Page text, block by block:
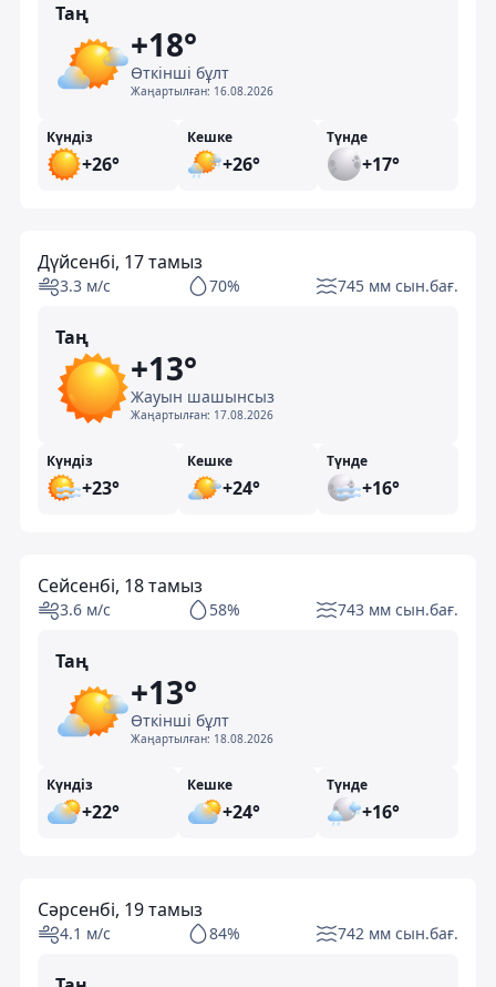
Таң
+18°
Өткінші бұлт
Жаңартылған: 16.08.2026
Күндіз
+26°
Кешке
+26°
Түнде
+17°
Дүйсенбі, 17 тамыз
3.3 м/с 70% 745 мм сын.бағ.
Таң
+13°
Жауын шашынсыз
Жаңартылған: 17.08.2026
Күндіз
+23°
Кешке
+24°
Түнде
+16°
Сейсенбі, 18 тамыз
3.6 м/с 58% 743 мм сын.бағ.
Таң
+13°
Өткінші бұлт
Жаңартылған: 18.08.2026
Күндіз
+22°
Кешке
+24°
Түнде
+16°
Сәрсенбі, 19 тамыз
4.1 м/с 84% 742 мм сын.бағ.